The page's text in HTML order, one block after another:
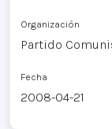
Organización
Partido
Fecha
2008-04-21